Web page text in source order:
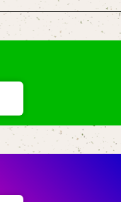
special/kotonoha-cd/ •━━━|送
料となります。 CDと同時購入のグッ
す！ CD＋グッズ（クリ